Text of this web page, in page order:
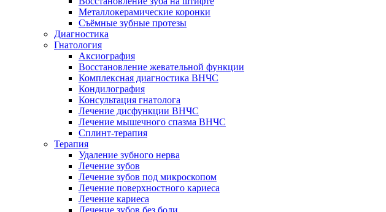
Металлокерамические коронки
Съёмные зубные протезы
Диагностика
Гнатология
Аксиография
Восстановление жевательной функции
Комплексная диагностика ВНЧС
Кондилография
Консультация гнатолога
Лечение дисфункции ВНЧС
Лечение мышечного спазма ВНЧС
Сплинт-терапия
Терапия
Удаление зубного нерва
Лечение зубов
Лечение зубов под микроскопом
Лечение поверхностного кариеса
Лечение кариеса
Лечение зубов без боли